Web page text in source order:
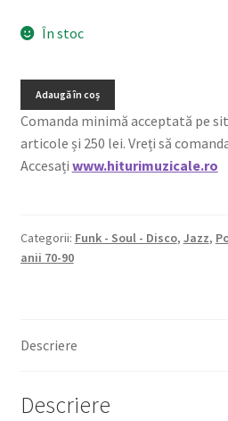
În stoc
Adaugă în coș
Comanda minimă acceptată pe
articole și 250 lei. Vreți să
Accesați www.hiturimuzicale.ro
Categorii: Funk - Soul - Disco, Jazz,
anii 70-90
Descriere
Descriere